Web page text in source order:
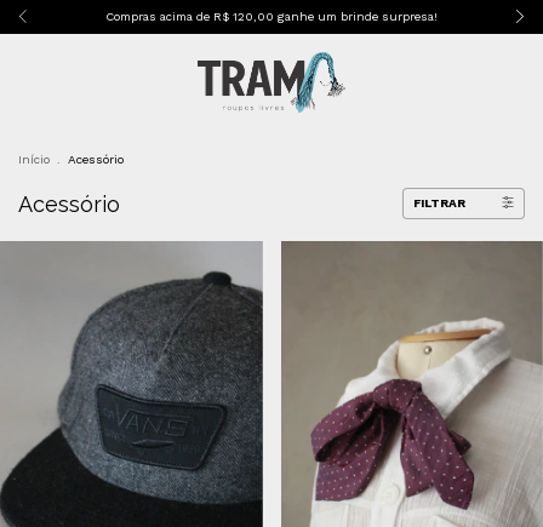
Compras acima de R$ 120,00 ganhe um brinde surpresa!
Início Acessório
Acessório FILTRAR